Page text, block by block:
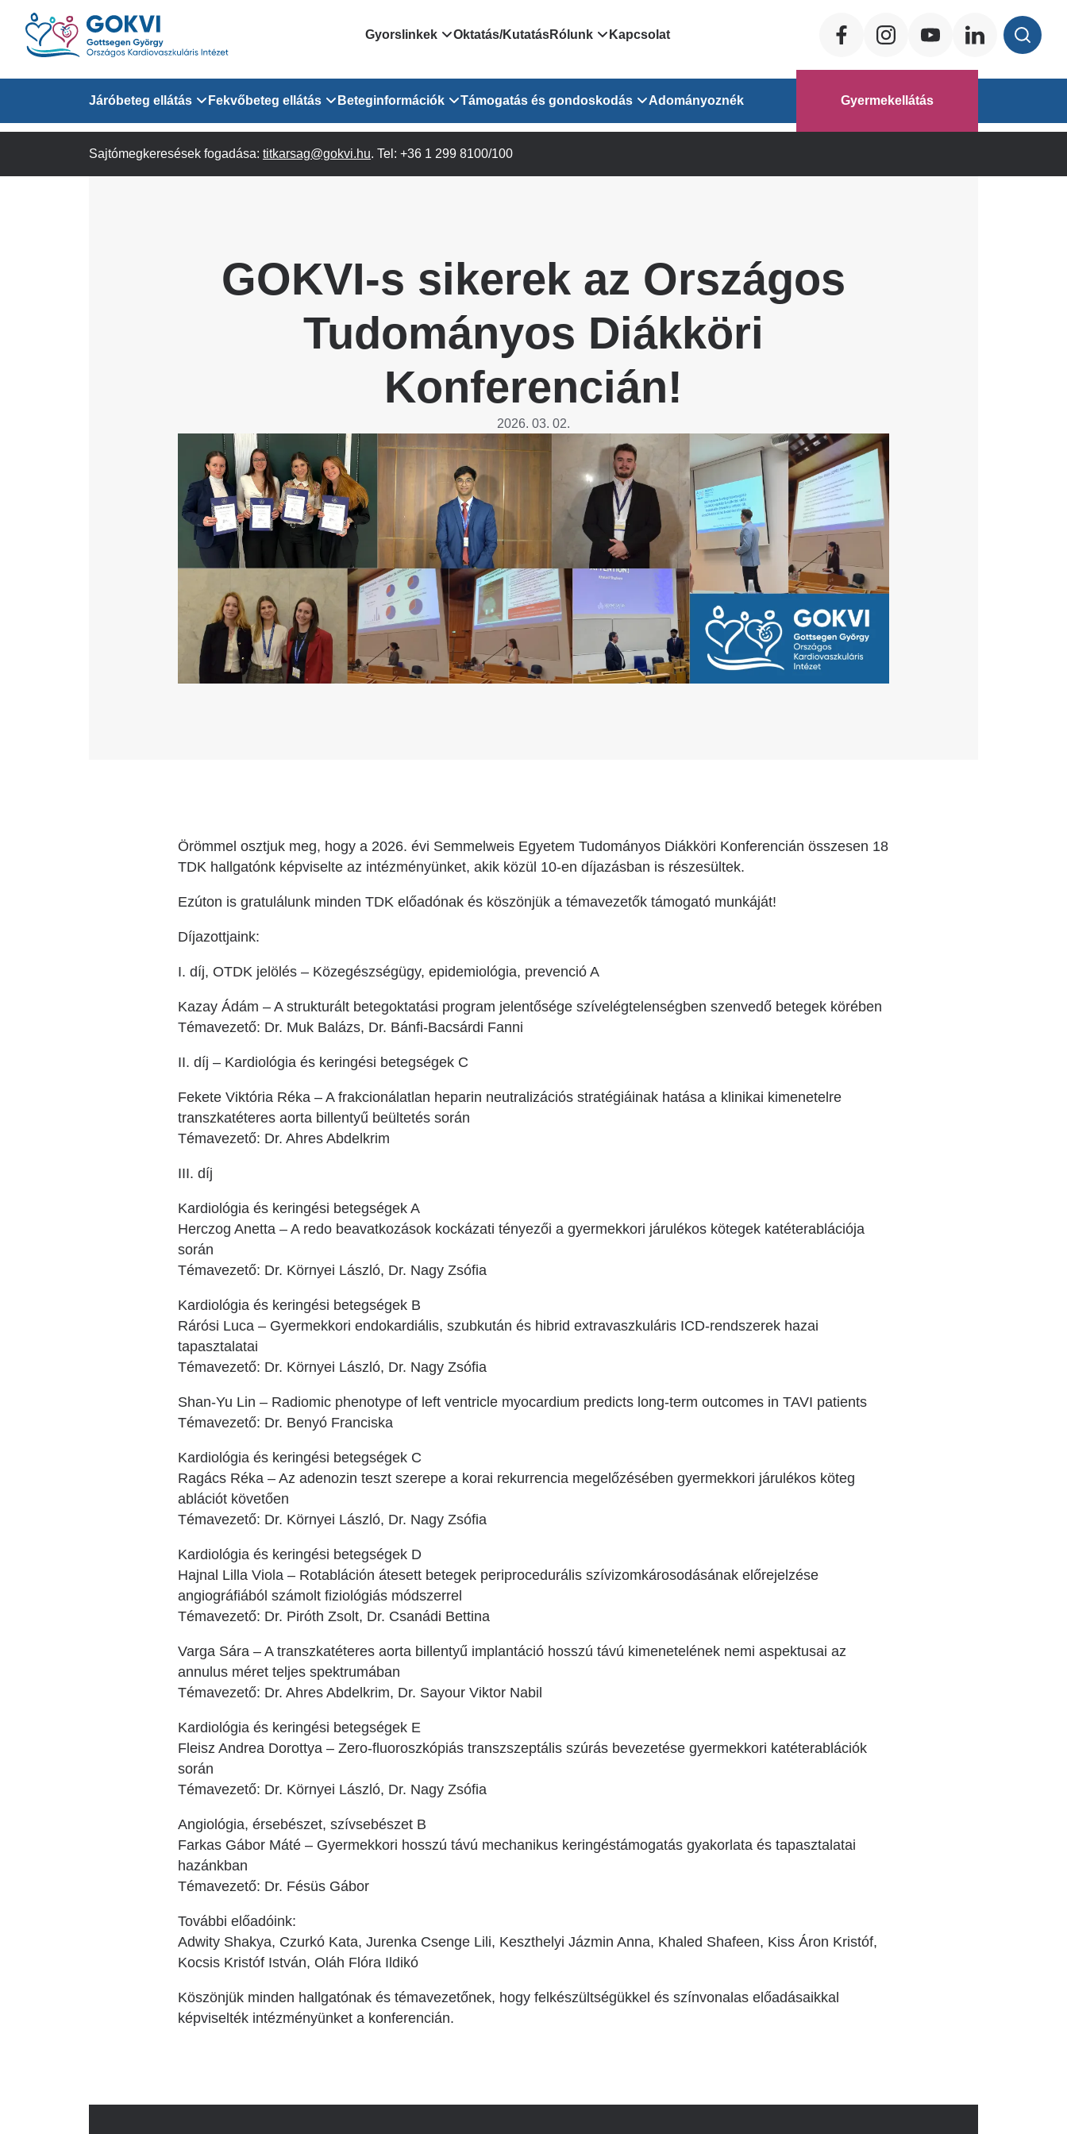
Ugrás
tartalomra
Domain
menu
for
GOKVI
Gyorslinkek
Országos Online Várólista
EESZT - Egészségablak
Egységes alapellátási ügyeleti
rendszer
Háziorvosi körzetek Pest
vármegyére vonatkozóan
Patika ügyeleti link Pest
vármegyére vonatkozóan
Egészségértés
Nemzeti szívinfarktus regiszter
Oktatás/KutatásRólunk
Rendezvényeink
Közérdekű adatok
Kapcsolat
Social
Domain
menu
Járóbeteg ellátás
Járóbeteg Információk
Fekvőbeteg ellátás
Felnőtt Kardiológiai Osztály
Felnőtt Szív- és Érsebészet
Sürgősségi Betegellátó Osztály
Radiológiai Osztály
Beteginformációk
Orvosaink
lekérése
kikérő lap
Látogatóknak
Szolgáltatásaink
A szív atlasza
Támogatás és gondoskodás
Pszichológusok
felnőtt betegeinknek
Szociális munkás
Rehabilitáció Füreden
Adományoznék Gyermekellátás
Sajtómegkeresések fogadása: titkarsag@gokvi.hu. Tel: +36 1 299 8100/100
GOKVI-s sikerek az Országos
Tudományos Diákköri
Konferencián!
2026. 03. 02.
Örömmel osztjuk meg, hogy a 2026. évi Semmelweis Egyetem Tudományos Diákköri Konferencián összesen 18
TDK hallgatónk képviselte az intézményünket, akik közül 10-en díjazásban is részesültek.
Ezúton is gratulálunk minden TDK előadónak és köszönjük a témavezetők támogató munkáját!
Díjazottjaink:
I. díj, OTDK jelölés – Közegészségügy, epidemiológia, prevenció A
Kazay Ádám – A strukturált betegoktatási program jelentősége szívelégtelenségben szenvedő betegek körében
Témavezető: Dr. Muk Balázs, Dr. Bánfi-Bacsárdi Fanni
II. díj – Kardiológia és keringési betegségek C
Fekete Viktória Réka – A frakcionálatlan heparin neutralizációs stratégiáinak hatása a klinikai kimenetelre
transzkatéteres aorta billentyű beültetés során
Témavezető: Dr. Ahres Abdelkrim
III. díj
Kardiológia és keringési betegségek A
Herczog Anetta – A redo beavatkozások kockázati tényezői a gyermekkori járulékos kötegek katéterablációja
során
Témavezető: Dr. Környei László, Dr. Nagy Zsófia
Kardiológia és keringési betegségek B
Rárósi Luca – Gyermekkori endokardiális, szubkután és hibrid extravaszkuláris ICD-rendszerek hazai
tapasztalatai
Témavezető: Dr. Környei László, Dr. Nagy Zsófia
Shan-Yu Lin – Radiomic phenotype of left ventricle myocardium predicts long-term outcomes in TAVI patients
Témavezető: Dr. Benyó Franciska
Kardiológia és keringési betegségek C
Ragács Réka – Az adenozin teszt szerepe a korai rekurrencia megelőzésében gyermekkori járulékos köteg
ablációt követően
Témavezető: Dr. Környei László, Dr. Nagy Zsófia
Kardiológia és keringési betegségek D
Hajnal Lilla Viola – Rotabláción átesett betegek periprocedurális szívizomkárosodásának előrejelzése
angiográfiából számolt fiziológiás módszerrel
Témavezető: Dr. Piróth Zsolt, Dr. Csanádi Bettina
Varga Sára – A transzkatéteres aorta billentyű implantáció hosszú távú kimenetelének nemi aspektusai az
annulus méret teljes spektrumában
Témavezető: Dr. Ahres Abdelkrim, Dr. Sayour Viktor Nabil
Kardiológia és keringési betegségek E
Fleisz Andrea Dorottya – Zero-fluoroszkópiás transzszeptális szúrás bevezetése gyermekkori katéterablációk
során
Témavezető: Dr. Környei László, Dr. Nagy Zsófia
Angiológia, érsebészet, szívsebészet B
Farkas Gábor Máté – Gyermekkori hosszú távú mechanikus keringéstámogatás gyakorlata és tapasztalatai
hazánkban
Témavezető: Dr. Fésüs Gábor
További előadóink:
Adwity Shakya, Czurkó Kata, Jurenka Csenge Lili, Keszthelyi Jázmin Anna, Khaled Shafeen, Kiss Áron Kristóf,
Kocsis Kristóf István, Oláh Flóra Ildikó
Köszönjük minden hallgatónak és témavezetőnek, hogy felkészültségükkel és színvonalas előadásaikkal
képviselték intézményünket a konferencián.